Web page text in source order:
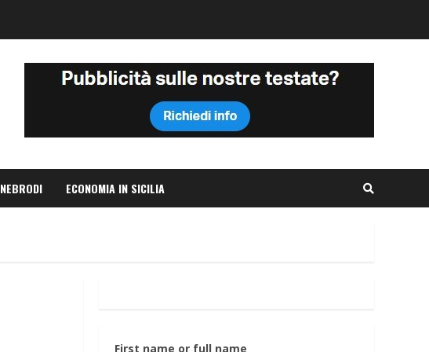
NEBRODI ECONOMIA IN SICILIA
First name or full name